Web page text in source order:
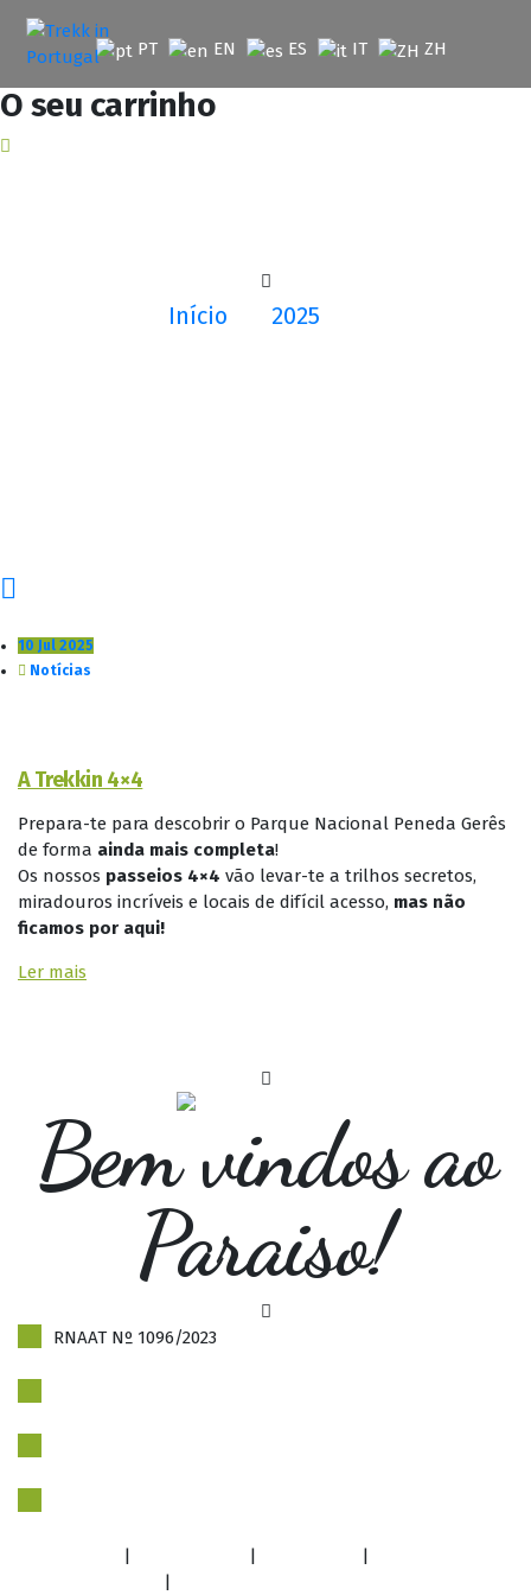
para
conteúdo
PT EN ES IT ZH
O seu carrinho
Início
2025
10 Jul 2025
Notícias
A Trekkin 4×4
Prepara-te para descobrir o Parque Nacional Peneda Gerês
de forma ainda mais completa!
Os nossos passeios 4×4 vão levar-te a trilhos secretos,
miradouros incríveis e locais de difícil acesso, mas não
ficamos por aqui!
Ler mais
Bem vindos ao
Paraiso!
RNAAT Nº 1096/2023
| |
|
|